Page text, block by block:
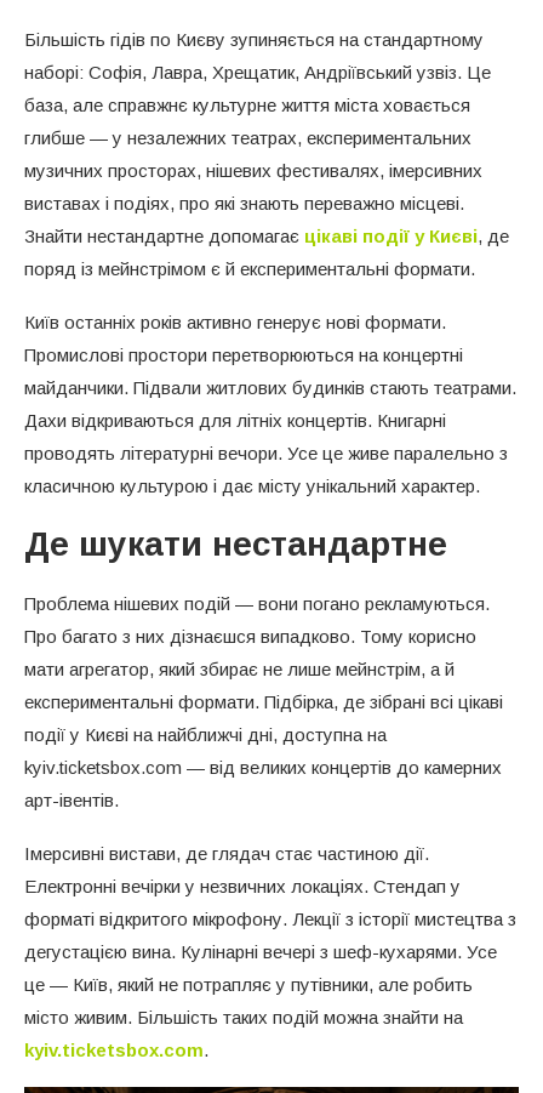
Більшість гідів по Києву зупиняється на стандартному
наборі: Софія, Лавра, Хрещатик, Андріївський узвіз. Це
база, але справжнє культурне життя міста ховається
глибше — у незалежних театрах, експериментальних
музичних просторах, нішевих фестивалях, імерсивних
виставах і подіях, про які знають переважно місцеві.
Знайти нестандартне допомагає цікаві події у Києві, де
поряд із мейнстрімом є й експериментальні формати.
Київ останніх років активно генерує нові формати.
Промислові простори перетворюються на концертні
майданчики. Підвали житлових будинків стають театрами.
Дахи відкриваються для літніх концертів. Книгарні
проводять літературні вечори. Усе це живе паралельно з
класичною культурою і дає місту унікальний характер.
Де шукати нестандартне
Проблема нішевих подій — вони погано рекламуються.
Про багато з них дізнаєшся випадково. Тому корисно
мати агрегатор, який збирає не лише мейнстрім, а й
експериментальні формати. Підбірка, де зібрані всі цікаві
події у Києві на найближчі дні, доступна на
kyiv.ticketsbox.com — від великих концертів до камерних
арт-івентів.
Імерсивні вистави, де глядач стає частиною дії.
Електронні вечірки у незвичних локаціях. Стендап у
форматі відкритого мікрофону. Лекції з історії мистецтва з
дегустацією вина. Кулінарні вечері з шеф-кухарями. Усе
це — Київ, який не потрапляє у путівники, але робить
місто живим. Більшість таких подій можна знайти на
kyiv.ticketsbox.com.